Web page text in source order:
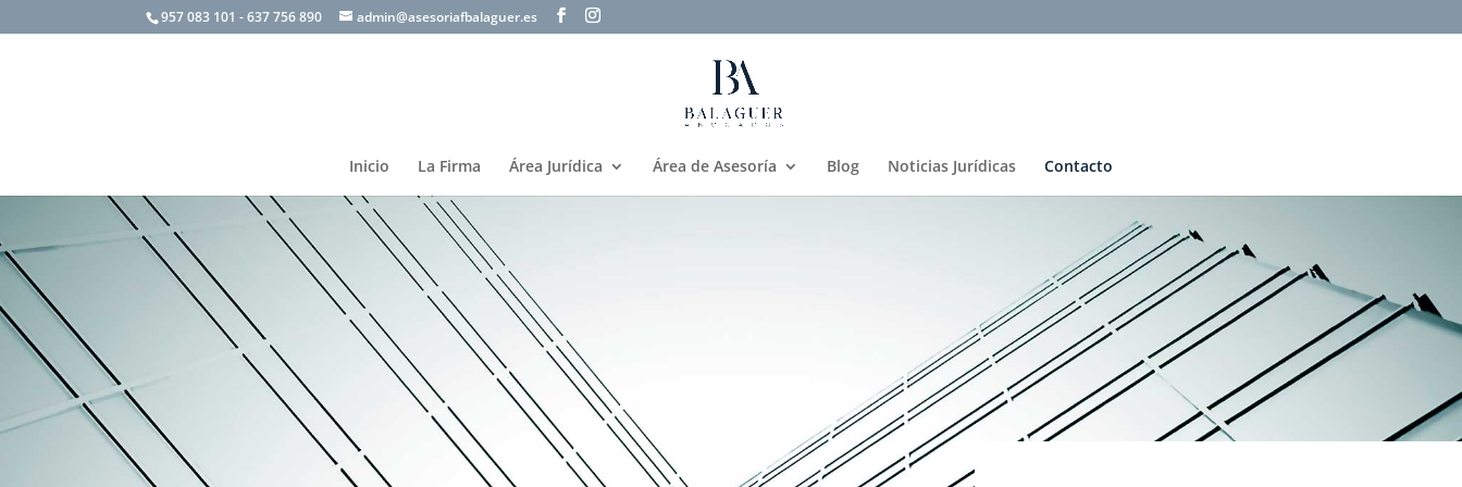
957 083 101 - 637 756 890 admin@asesoriafbalaguer.es
Inicio La Firma Área Jurídica Área de Asesoría Blog Noticias Jurídicas Contacto